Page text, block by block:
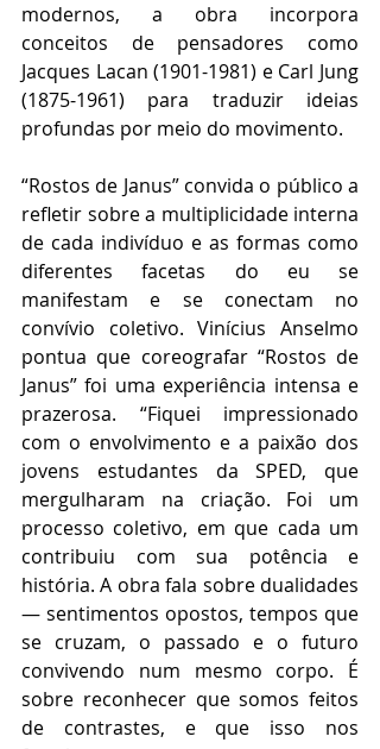
modernos, a obra incorpora
conceitos de pensadores como
Jacques Lacan (1901-1981) e Carl Jung
(1875-1961) para traduzir ideias
profundas por meio do movimento.
“Rostos de Janus” convida o público a
refletir sobre a multiplicidade interna
de cada indivíduo e as formas como
diferentes facetas do eu se
manifestam e se conectam no
convívio coletivo. Vinícius Anselmo
pontua que coreografar “Rostos de
Janus” foi uma experiência intensa e
prazerosa. “Fiquei impressionado
com o envolvimento e a paixão dos
jovens estudantes da SPED, que
mergulharam na criação. Foi um
processo coletivo, em que cada um
contribuiu com sua potência e
história. A obra fala sobre dualidades
— sentimentos opostos, tempos que
se cruzam, o passado e o futuro
convivendo num mesmo corpo. É
sobre reconhecer que somos feitos
de contrastes, e que isso nos